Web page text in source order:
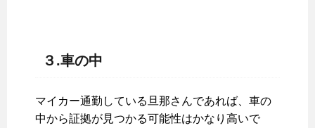
３.車の中
マイカー通勤している旦那さんであれば、車の
中から証拠が見つかる可能性はかなり高いで